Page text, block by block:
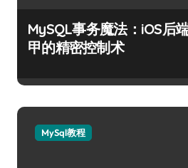
MySQL事务魔法：iOS后
甲的精密控制术
MySql教程